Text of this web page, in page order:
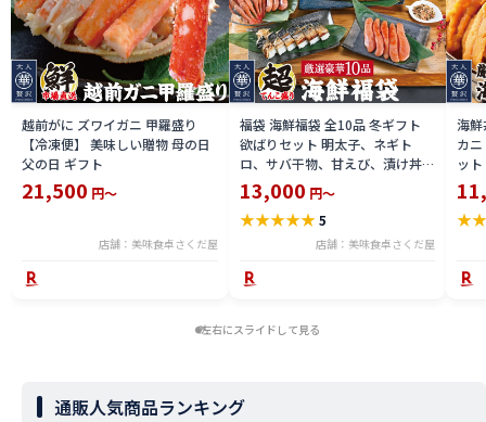
越前がに ズワイガニ 甲羅盛り
【冷凍便】 美味しい贈物 母の日
父の日 ギフト
21,500 円～
店舗：美味食卓さくだ屋
福袋 海鮮福袋 全10品 冬ギフト
欲ばりセット 明太子、ネギト
ロ、サバ干物、甘えび、漬け丼サ
ーモン、ふりかけ、ほっけ干物、
焼き鯖寿司、おつまみタコ、うな
ぎ蒲焼き お取り寄せ 【冷凍便】
美味しい贈物
13,000 円～
★★★★★ 5
店舗：美味食卓さくだ屋
海
カ
ッ
丼
便
ギフ
★
左右にスライドして見る
通販人気商品ランキング